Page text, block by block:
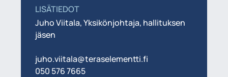
LISÄTIEDOT
Juho Viitala, Yksikönjohtaja, hallituksen
jäsen
juho.viitala@teraselementti.fi
050 576 7665